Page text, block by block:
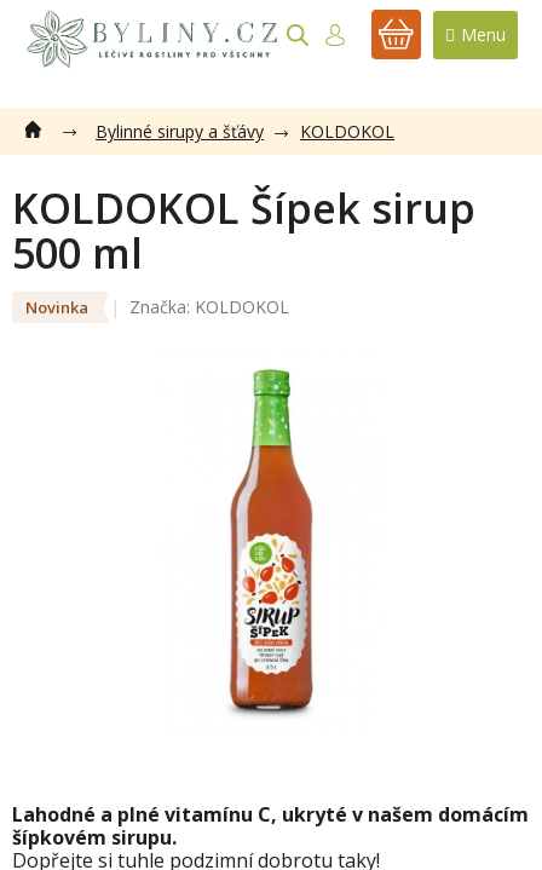
obsah
NÁKUPNÍ
Bylinné sirupy a šťávy KOLDOKOL
KOLDOKOL Šípek sirup
500 ml
Novinka Značka: KOLDOKOL
Lahodné a plné vitamínu C, ukryté v našem domácím
šípkovém sirupu.
Dopřejte si tuhle podzimní dobrotu taky!